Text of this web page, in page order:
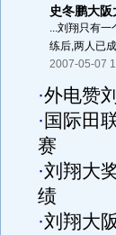
史冬鹏大
...刘翔只有一
练后,两人已
2007-05-07
·外电赞
· 国际田
赛
·刘翔大
绩
·刘翔大